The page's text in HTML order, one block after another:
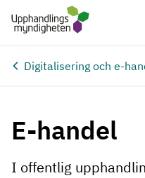
Hoppa till huvudinnehåll
Digitalisering och e-
E-handel
I offentlig